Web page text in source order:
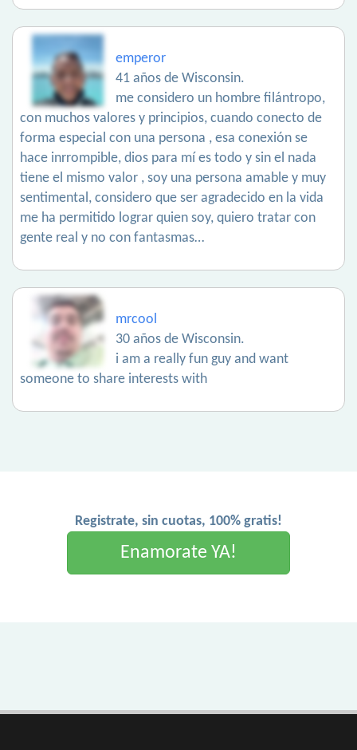
emperor
41 años de Wisconsin.
me considero un hombre filántropo,
con muchos valores y principios, cuando conecto de
forma especial con una persona , esa conexión se
hace inrrompible, dios para mí es todo y sin el nada
tiene el mismo valor , soy una persona amable y muy
sentimental, considero que ser agradecido en la vida
me ha permitido lograr quien soy, quiero tratar con
gente real y no con fantasmas…
mrcool
30 años de Wisconsin.
i am a really fun guy and want
someone to share interests with
Registrate, sin cuotas, 100% gratis!
Enamorate YA!